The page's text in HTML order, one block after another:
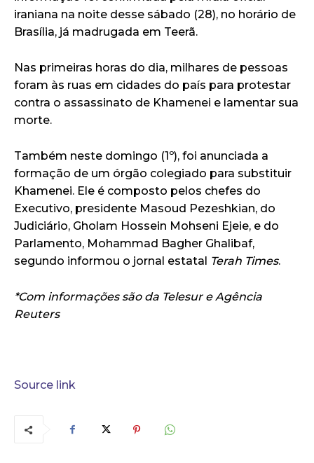
iraniana na noite desse sábado (28), no horário de
Brasília, já madrugada em Teerã.
Nas primeiras horas do dia, milhares de pessoas
foram às ruas em cidades do país para protestar
contra o assassinato de Khamenei e lamentar sua
morte.
Também neste domingo (1º), foi anunciada a
formação de um órgão colegiado para substituir
Khamenei. Ele é composto pelos chefes do
Executivo, presidente Masoud Pezeshkian, do
Judiciário, Gholam Hossein Mohseni Ejeie, e do
Parlamento, Mohammad Bagher Ghalibaf,
segundo informou o jornal estatal Terah Times.
*Com informações são da Telesur e Agência
Reuters
Source link